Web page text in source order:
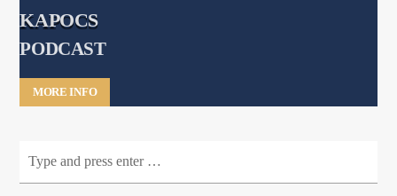
KAPOCS
PODCAST
MORE INFO